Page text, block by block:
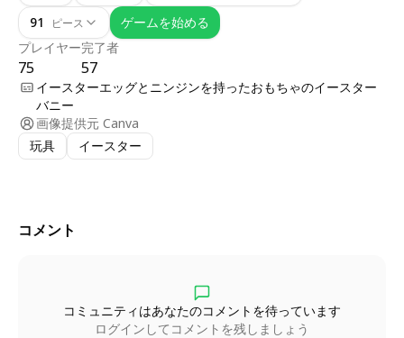
プレイヤー
75
完了者
57
91
ピース ゲームを始める
イースターエッグとニンジンを持ったおもちゃのイースター
バニー
画像提供元 Canva
玩具
イースター
コメント
コミュニティはあなたのコメントを待っています
ログインしてコメントを残しましょう